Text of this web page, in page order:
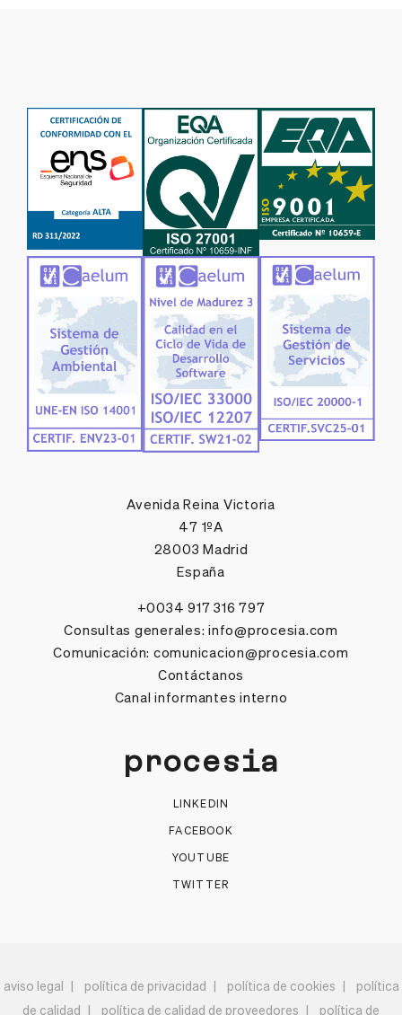
Avenida Reina Victoria
47 1ºA
28003 Madrid
España
+0034 917 316 797
Consultas generales: info@procesia.com
Comunicación: comunicacion@procesia.com
Contáctanos
Canal informantes interno
procesia
LINKEDIN
FACEBOOK
YOUTUBE
TWITTER
aviso legal política de privacidad política de cookies
política
de calidad
política de calidad de proveedores política de